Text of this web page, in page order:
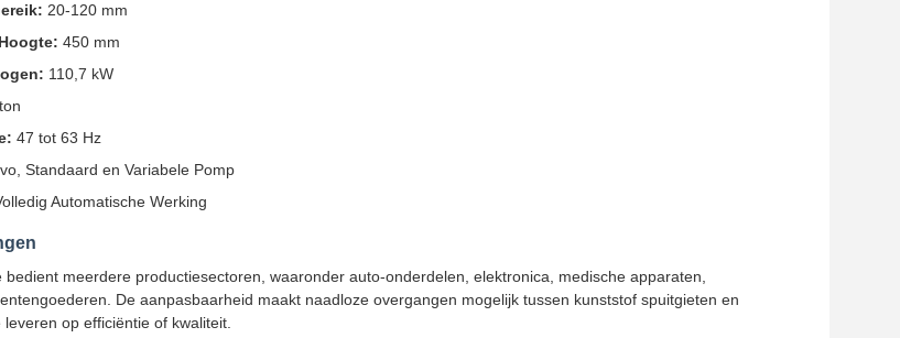
20-120 mm
450 mm
110,7 kW
47 tot 63 Hz
Standaard en Variabele Pomp
Automatische Werking
bedient meerdere productiesectoren, waaronder auto-onderdelen, elektronica, medische apparaten,
De aanpasbaarheid maakt naadloze overgangen mogelijk tussen kunststof spuitgieten en
op efficiëntie of kwaliteit.